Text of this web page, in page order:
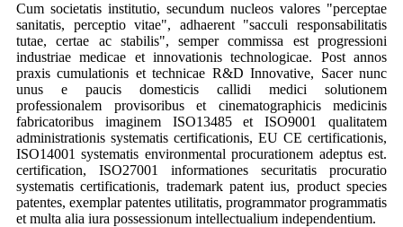
Cum societatis institutio, secundum nucleos valores "perceptae
sanitatis, perceptio vitae", adhaerent "sacculi responsabilitatis
tutae, certae ac stabilis", semper commissa est progressioni
industriae medicae et innovationis technologicae. Post annos
praxis cumulationis et technicae R&D Innovative, Sacer nunc
unus e paucis domesticis callidi medici solutionem
professionalem provisoribus et cinematographicis medicinis
fabricatoribus imaginem ISO13485 et ISO9001 qualitatem
administrationis systematis certificationis, EU CE certificationis,
ISO14001 systematis environmental procurationem adeptus est.
certification, ISO27001 informationes securitatis procuratio
systematis certificationis, trademark patent ius, product species
patentes, exemplar patentes utilitatis, programmator programmatis
et multa alia iura possessionum intellectualium independentium.